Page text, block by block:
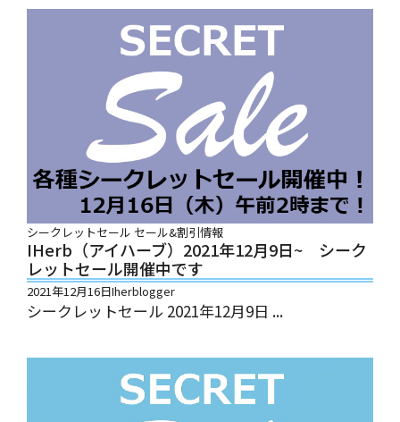
シークレットセール セール&割引情報
IHerb（アイハーブ）2021年12月9日~ シーク
レットセール開催中です
2021年12月16日Iherblogger
シークレットセール 2021年12月9日 ...